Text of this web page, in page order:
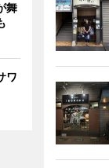
舞
ワ